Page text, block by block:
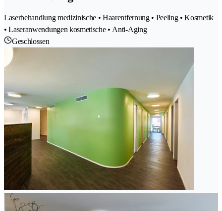
Laserbehandlung medizinische • Haarentfernung • Peeling • Kosmetik
• Laseranwendungen kosmetische • Anti-Aging
Geschlossen